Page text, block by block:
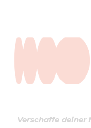
Verschaffe deiner